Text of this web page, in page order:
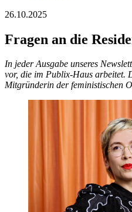
26.10.2025
Fragen an die
In jeder Ausgabe unseres
vor, die im Publix-Haus arbeitet.
Mitgründerin der feministischen